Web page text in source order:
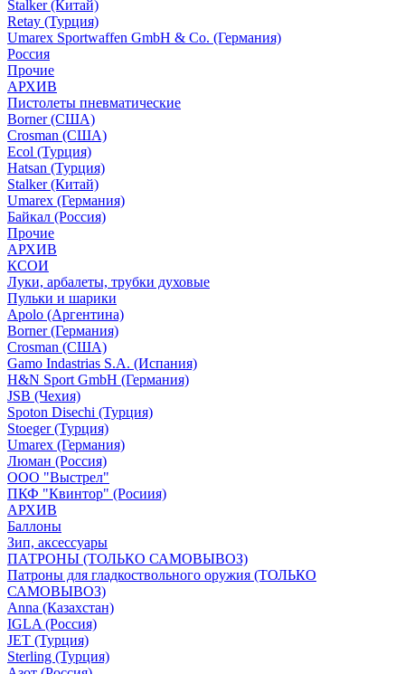
Stalker (Китай)
Retay (Турция)
Umarex Sportwaffen GmbH & Co. (Германия)
Россия
Прочие
АРХИВ
Пистолеты пневматические
Borner (США)
Crosman (США)
Ecol (Турция)
Hatsan (Турция)
Stalker (Китай)
Umarex (Германия)
Байкал (Россия)
Прочие
АРХИВ
КСОИ
Луки, арбалеты, трубки духовые
Пульки и шарики
Apolo (Аргентина)
Borner (Германия)
Crosman (США)
Gamo Indastrias S.A. (Испания)
H&N Sport GmbH (Германия)
JSB (Чехия)
Spoton Disechi (Турция)
Stoeger (Турция)
Umarex (Германия)
Люман (Россия)
ООО "Выстрел"
ПКФ "Квинтор" (Росиия)
АРХИВ
Баллоны
Зип, аксессуары
ПАТРОНЫ (ТОЛЬКО САМОВЫВОЗ)
Патроны для гладкоствольного оружия (ТОЛЬКО
САМОВЫВОЗ)
Anna (Казахстан)
IGLA (Россия)
JET (Турция)
Sterling (Турция)